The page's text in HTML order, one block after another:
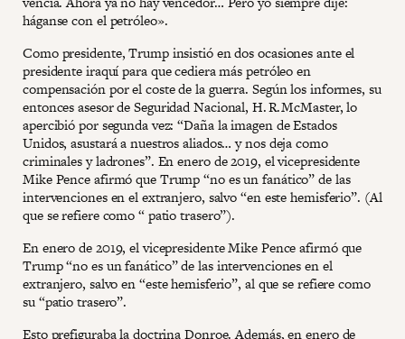
háganse con el petróleo».
Como presidente, Trump insistió en dos ocasiones ante el
presidente iraquí para que cediera más petróleo en
compensación por el coste de la guerra. Según los informes, su
entonces asesor de Seguridad Nacional, H. R. McMaster, lo
apercibió por segunda vez: “Daña la imagen de Estados
Unidos, asustará a nuestros aliados… y nos deja como
criminales y ladrones”. En enero de 2019, el vicepresidente
Mike Pence afirmó que Trump “no es un fanático” de las
intervenciones en el extranjero, salvo “en este hemisferio”. (Al
que se refiere como “ patio trasero”).
En enero de 2019, el vicepresidente Mike Pence afirmó que
Trump “no es un fanático” de las intervenciones en el
extranjero, salvo en “este hemisferio”, al que se refiere como
su “patio trasero”.
Esto prefiguraba la doctrina Donroe. Además, en enero de